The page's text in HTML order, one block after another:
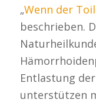
„Wenn der
beschrieben.
Entlastung
unterstützen